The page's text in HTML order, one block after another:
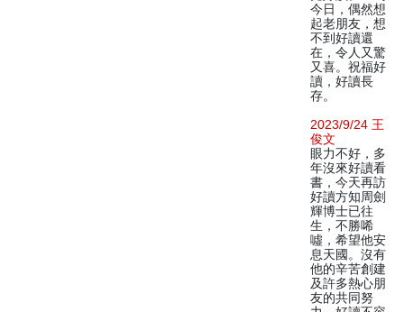
今日，偶然想
起老朋友，想
不到好讀還
在，令人又驚
又喜。祝福好
讀，好讀長
存。
2023/9/24 王
俊文
眼力不好，多
年沒來好讀看
書，今天再訪
好讀方知周劍
輝博士已往
生，不勝唏
噓，希望他安
息天國。沒有
他的辛苦創建
及許多熱心朋
友的共同努